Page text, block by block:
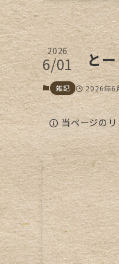
と
2026
6/01
雑記 2026年6
当ページの